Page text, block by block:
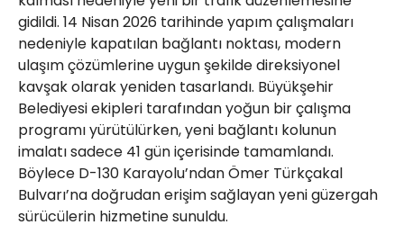
gidildi. 14 Nisan 2026 tarihinde yapım çalışmaları
nedeniyle kapatılan bağlantı noktası, modern
ulaşım çözümlerine uygun şekilde direksiyonel
kavşak olarak yeniden tasarlandı. Büyükşehir
Belediyesi ekipleri tarafından yoğun bir çalışma
programı yürütülürken, yeni bağlantı kolunun
imalatı sadece 41 gün içerisinde tamamlandı.
Böylece D-130 Karayolu’ndan Ömer Türkçakal
Bulvarı’na doğrudan erişim sağlayan yeni güzergah
sürücülerin hizmetine sunuldu.